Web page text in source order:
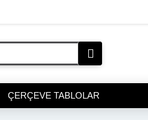
ÇERÇEVE TABLOLAR